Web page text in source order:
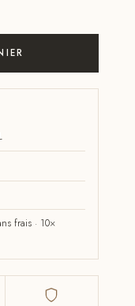
frais · 10×